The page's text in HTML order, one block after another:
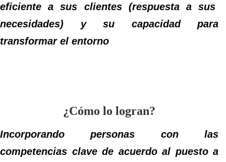
eficiente a sus clientes (respuesta a sus
necesidades) y su capacidad para
transformar el entorno
¿Cómo lo logran?
Incorporando personas con las
competencias clave de acuerdo al puesto a